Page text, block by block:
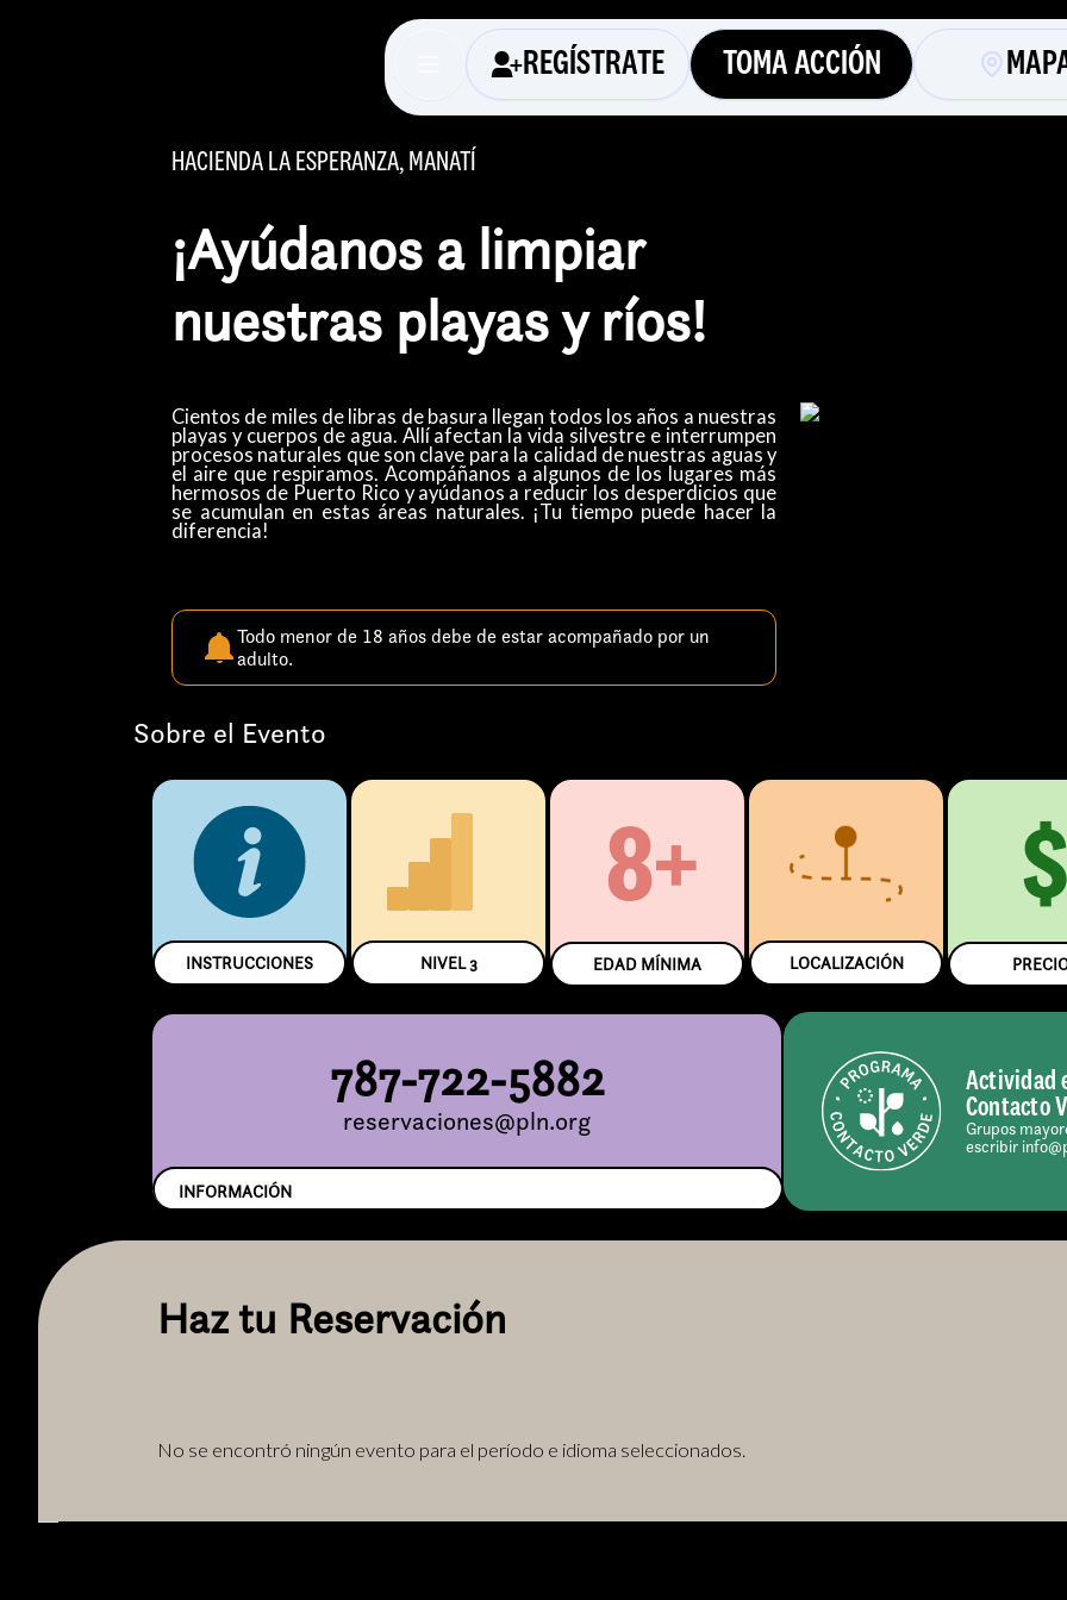
REGÍSTRATE TOMA ACCIÓN
HACIENDA LA ESPERANZA, MANATÍ
¡Ayúdanos a limpiar
nuestras playas y ríos!
Cientos de miles de libras de basura llegan todos los años a nuestras
playas y cuerpos de agua. Allí afectan la vida silvestre e interrumpen
procesos naturales que son clave para la calidad de nuestras aguas y
el aire que respiramos. Acompáñanos a algunos de los lugares más
hermosos de Puerto Rico y ayúdanos a reducir los desperdicios que
se acumulan en estas áreas naturales. ¡Tu tiempo puede hacer la
diferencia!
Todo menor de 18 años debe de estar acompañado por un
adulto.
Sobre el Evento
INSTRUCCIONES NIVEL3
8+
EDAD MÍNIMA LOCALIZACIÓN
$
787-722-5882
reservaciones@pln.org
INFORMACIÓN
Actividad
Contacto
Grupos
escribir
Haz tu Reservación
No se encontró ningún evento para el período e idioma seleccionados.